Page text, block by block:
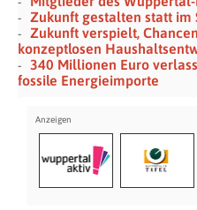
Zukunft gestalten statt im
Zukunft verspielt,
konzeptlosen
340 Millionen Euro
fossile Energieimporte